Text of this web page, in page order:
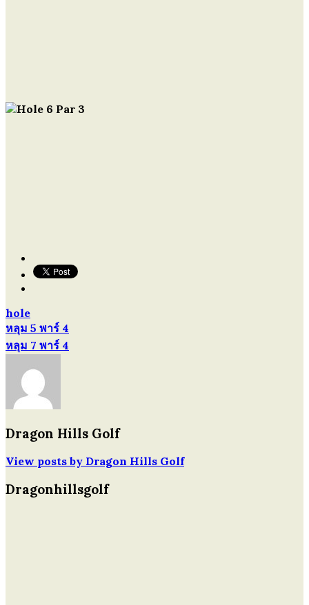
hole
แนะแนว
เรื่อง
หลุม 5 พาร์ 4
หลุม 7 พาร์ 4
Dragon Hills Golf
View posts by Dragon Hills Golf
Dragonhillsgolf